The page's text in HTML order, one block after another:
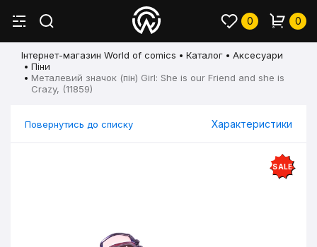
0 0
Інтернет-магазин World of comics Каталог
Аксесуари
Піни
Металевий значок (пін) Girl: She is our Friend and she is
Crazy, (11859)
Повернутись до списку Характеристики
SALE